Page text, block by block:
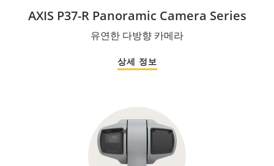
AXIS P37-R Panoramic Camera Series
유연한 다방향 카메라
상세 정보